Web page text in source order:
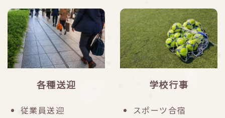
各種送迎
従業員送迎
学校行事
スポーツ合宿